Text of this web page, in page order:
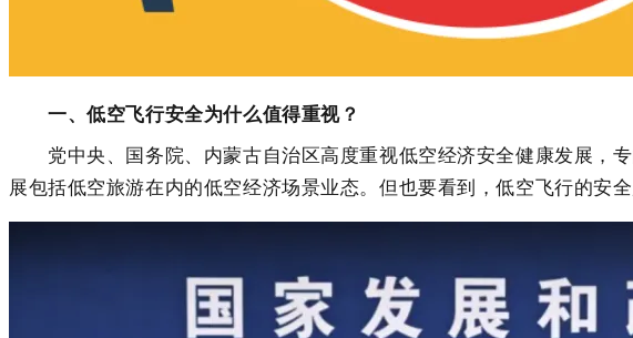
一、低空飞行安全为什么值得重视？
党中央、国务院、内蒙古自治区高度重视低空经济安全健康发展，
展包括低空旅游在内的低空经济场景业态。但也要看到，低空飞行的安全